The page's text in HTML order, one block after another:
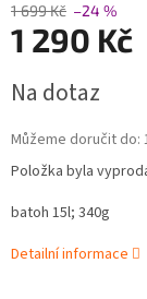
1 699 Kč –24 %
1 290 Kč
cena:
Na dotaz
Můžeme doručit do:
Položka byla
batoh 15l; 340g
Detailní informace